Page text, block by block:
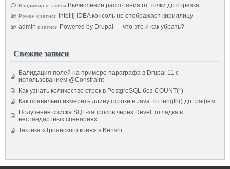
Владимир к записи Вычисление расстояния от точки до отрезка
Роман к записи Intellij IDEA консоль не отображает кириллицу
admin к записи Powered by Drupal — что это и как убрать?
Свежие записи
Валидация полей на примере параграфа в Drupal 11 с
использованием @Constraint
Как узнать количество строк в PostgreSQL без COUNT(*)
Как правильно измерить длину строки в Java: от length() до графем
Получение списка SQL-запросов через Devel: отладка в
нестандартных сценариях
Тактика «Троянского коня» в Kenshi